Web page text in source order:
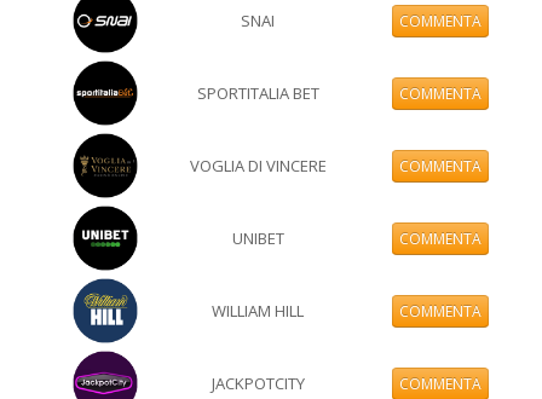
SNAI COMMENTA
SPORTITALIA BET COMMENTA
VOGLIA DI VINCERE COMMENTA
UNIBET COMMENTA
WILLIAM HILL COMMENTA
JACKPOTCITY COMMENTA